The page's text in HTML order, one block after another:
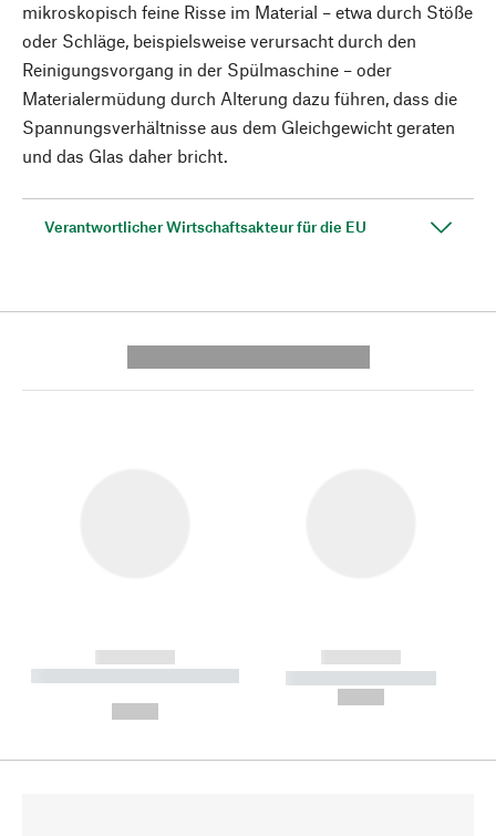
mikroskopisch feine Risse im Material – etwa durch Stöße
oder Schläge, beispielsweise verursacht durch den
Reinigungsvorgang in der Spülmaschine – oder
Materialermüdung durch Alterung dazu führen, dass die
Spannungsverhältnisse aus dem Gleichgewicht geraten
und das Glas daher bricht.
Verantwortlicher Wirtschaftsakteur für die EU
------------
----------- ----------- --------
------------
----------- -----------